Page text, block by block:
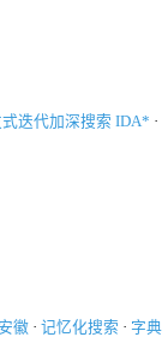
式迭代加深搜索 IDA* ·
安徽 · 记忆化搜索 · 字典